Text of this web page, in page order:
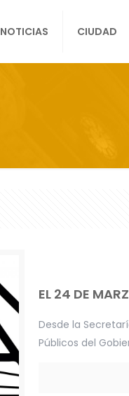
NOTICIAS CIUDAD
EL 24 DE
Desde la
Públicos del